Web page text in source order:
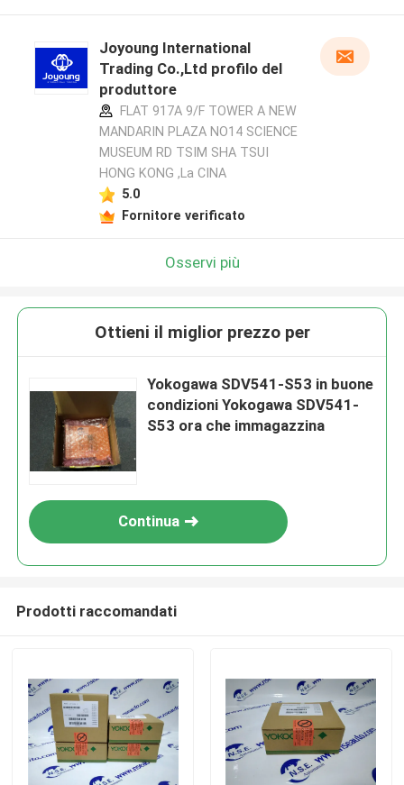
Joyoung International
Trading Co.,Ltd profilo del
produttore
FLAT 917A 9/F TOWER A NEW
MANDARIN PLAZA NO14 SCIENCE
MUSEUM RD TSIM SHA TSUI
HONG KONG ,La CINA
5.0
Fornitore verificato
Osservi più
Ottieni il miglior prezzo per
Yokogawa SDV541-S53 in buone
condizioni Yokogawa SDV541-
S53 ora che immagazzina
Continua
Prodotti raccomandati